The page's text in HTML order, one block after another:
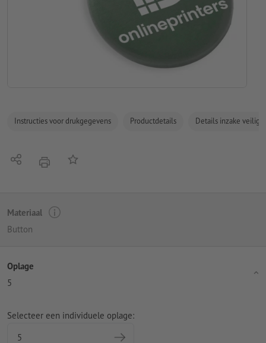
Instructies voor drukgegevens Productdetails Details inzake
Delen afdrukkenOp de lijst
Materiaal
Button
Oplage
5
Selecteer een individuele oplage: